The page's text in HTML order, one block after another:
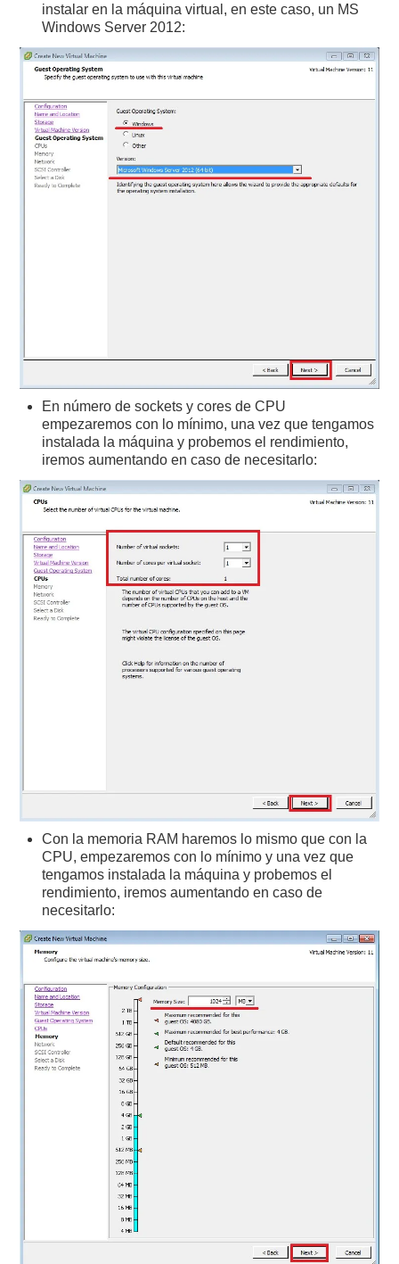
instalar en la máquina virtual, en este caso, un MS
Windows Server 2012:
En número de sockets y cores de CPU
empezaremos con lo mínimo, una vez que tengamos
instalada la máquina y probemos el rendimiento,
iremos aumentando en caso de necesitarlo:
Con la memoria RAM haremos lo mismo que con la
CPU, empezaremos con lo mínimo y una vez que
tengamos instalada la máquina y probemos el
rendimiento, iremos aumentando en caso de
necesitarlo: